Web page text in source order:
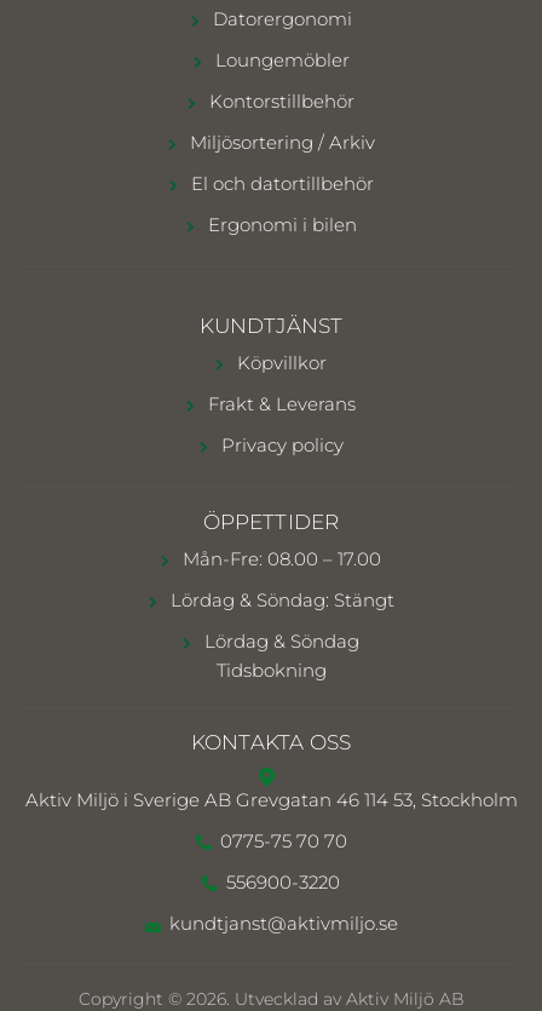
Datorergonomi
Loungemöbler
Kontorstillbehör
Miljösortering / Arkiv
El och datortillbehör
Ergonomi i bilen
KUNDTJÄNST
Köpvillkor
Frakt & Leverans
Privacy policy
ÖPPETTIDER
Mån-Fre: 08.00 – 17.00
Lördag & Söndag: Stängt
Lördag & Söndag
Tidsbokning
KONTAKTA OSS
Aktiv Miljö i Sverige AB Grevgatan 46 114 53, Stockholm
0775-75 70 70
556900-3220
kundtjanst@aktivmiljo.se
Copyright © 2026. Utvecklad av Aktiv Miljö AB